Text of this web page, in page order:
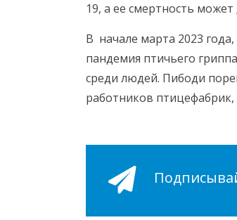
19, а ее смертность
В начале марта 2023
пандемия птичьего
среди людей. Пибоди
работников